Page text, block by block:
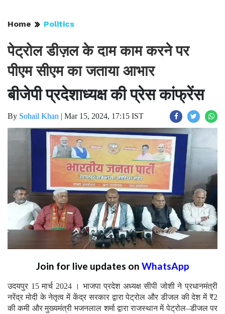
Home Politics
पेट्रोल डीज़ल के दाम काम करने पर
पीएम सीएम का जताया आभार
बीजेपी प्रदेशाध्यक्ष की प्रेस कांफ्रेंस
By Sohail Khan | Mar 15, 2024, 17:15 IST
Join for live updates on WhatsApp
उदयपुर 15 मार्च 2024 । भाजपा प्रदेश अध्यक्ष सीपी जोशी ने प्रधानमंत्री
नरेंद्र मोदी के नेतृत्व में केंद्र सरकार द्वारा पेट्रोल और डीजल की देश में ₹2
की कमी और मुख्यमंत्री भजनलाल शर्मा द्वारा राजस्थान में पेट्रोल–डीजल पर